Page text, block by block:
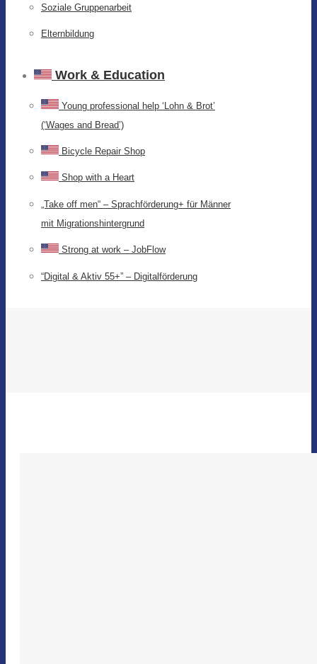
Soziale Gruppenarbeit
Elternbildung
Work & Education
Young professional help ‘Lohn & Brot’
(‘Wages and Bread’)
Bicycle Repair Shop
Shop with a Heart
„Take off men“ – Sprachförderung+ für Männer
mit Migrationshintergrund
Strong at work – JobFlow
“Digital & Aktiv 55+” – Digitalförderung